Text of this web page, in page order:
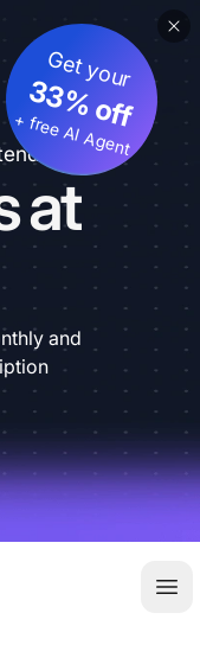
at
Get your
33% off
+ free AI Agent
and